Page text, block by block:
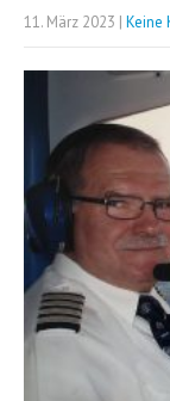
11. März 2023 | Keine